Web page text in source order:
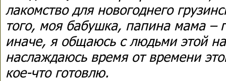
лакомство для новогоднего
того, моя бабушка, папина мама –
иначе, я общаюсь с людьми этой
наслаждаюсь время от времени
кое-что готовлю.